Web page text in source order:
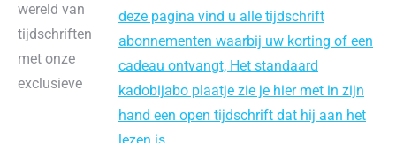
wereld van
tijdschriften
met onze
exclusieve